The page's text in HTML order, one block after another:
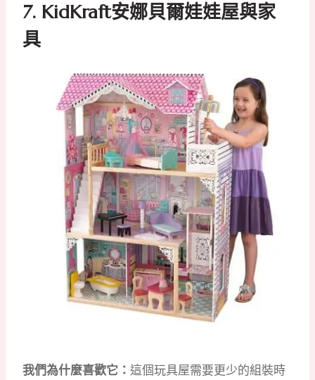
7. KidKraft安娜貝爾娃娃屋與家
具
我們為什麼喜歡它： 這個玩具屋需要更少的組裝時